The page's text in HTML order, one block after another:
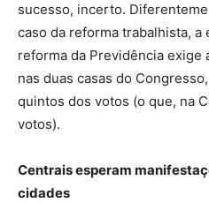
sucesso, incerto.
caso da reforma trabalhista,
reforma da Previdência exige
nas duas casas do
quintos dos votos (o que, na
votos).
Centrais esperam
cidades